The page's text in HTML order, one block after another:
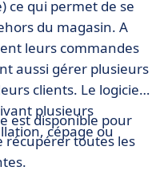
ce qui permet de se
du magasin. A
leurs commandes
aussi gérer plusieurs
clients. Le logiciel
plusieurs
cépage ou
est disponible pour
récupérer toutes les